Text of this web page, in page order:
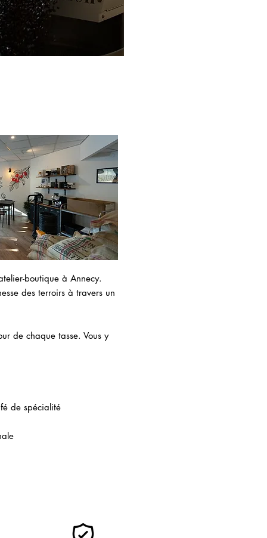
boutique à Annecy.
des terroirs à travers un
de chaque tasse. Vous y
de spécialité